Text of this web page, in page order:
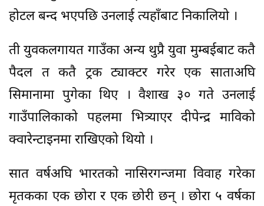
होटल बन्द भएपछि उनलाई त्यहाँबाट निकालियो ।
ती युवकलगायत गाउँका अन्य थुप्रै युवा मुम्बईबाट कतै
पैदल त कतै ट्रक ट्याक्टर गरेर एक साताअघि
सिमानामा पुगेका थिए । वैशाख ३० गते उनलाई
गाउँपालिकाको पहलमा भित्र्याएर दीपेन्द्र माविको
क्वारेन्टाइनमा राखिएको थियो ।
सात वर्षअघि भारतको नासिरगन्जमा विवाह गरेका
मृतकका एक छोरा र एक छोरी छन् । छोरा ५ वर्षका